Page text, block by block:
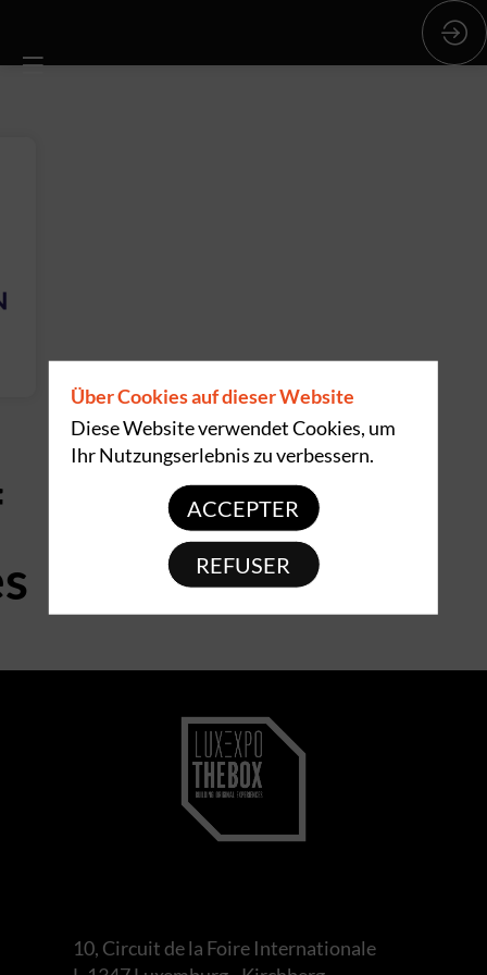
10, Circuit de la Foire Internationale
Über Cookies auf dieser Website
Diese Website verwendet Cookies, um
Ihr Nutzungserlebnis zu verbessern.
ACCEPTER
REFUSER